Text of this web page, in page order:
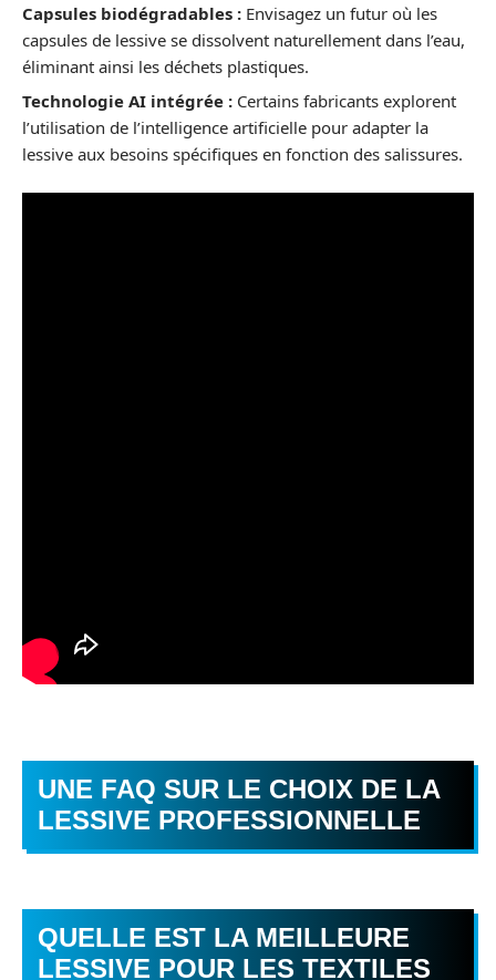
Capsules biodégradables : Envisagez un futur où les
capsules de lessive se dissolvent naturellement dans l’eau,
éliminant ainsi les déchets plastiques.
Technologie AI intégrée : Certains fabricants explorent
l’utilisation de l’intelligence artificielle pour adapter la
lessive aux besoins spécifiques en fonction des salissures.
UNE FAQ SUR LE CHOIX DE LA
LESSIVE PROFESSIONNELLE
QUELLE EST LA MEILLEURE
LESSIVE POUR LES TEXTILES